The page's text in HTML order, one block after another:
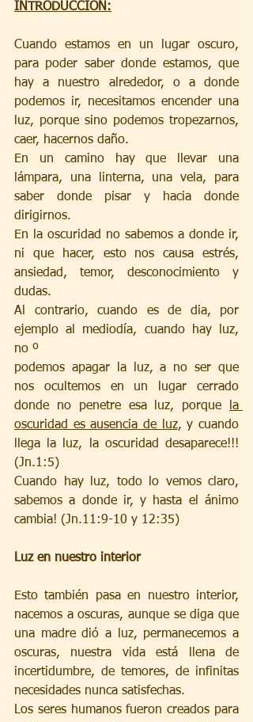
INTRODUCCION:
Cuando estamos en un lugar oscuro,
para poder saber donde estamos, que
hay a nuestro alrededor, o a donde
podemos ir, necesitamos encender una
luz, porque sino podemos tropezarnos,
caer, hacernos daño.
En un camino hay que llevar una
lámpara, una linterna, una vela, para
saber donde pisar y hacia donde
dirigirnos.
En la oscuridad no sabemos a donde ir,
ni que hacer, esto nos causa estrés,
ansiedad, temor, desconocimiento y
dudas.
Al contrario, cuando es de dia, por
ejemplo al mediodía, cuando hay luz,
no º
podemos apagar la luz, a no ser que
nos ocultemos en un lugar cerrado
donde no penetre esa luz, porque
la
oscuridad es ausencia de luz, y cuando
llega la luz, la oscuridad desaparece!!!
(Jn.1:5)
Cuando hay luz, todo lo vemos claro,
sabemos a donde ir, y hasta el ánimo
cambia! (Jn.11:9-10 y 12:35)
Luz en nuestro interior
Esto también pasa en nuestro interior,
nacemos a oscuras, aunque se diga que
una madre dió a luz, permanecemos a
oscuras, nuestra vida está llena de
incertidumbre, de temores, de infinitas
necesidades nunca satisfechas.
Los seres humanos fueron creados para